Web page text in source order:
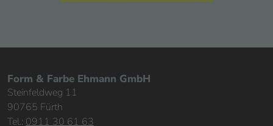
Form & Farbe Ehmann GmbH
Steinfeldweg 11
90765 Fürth
Tel.: 0911 30 61 63